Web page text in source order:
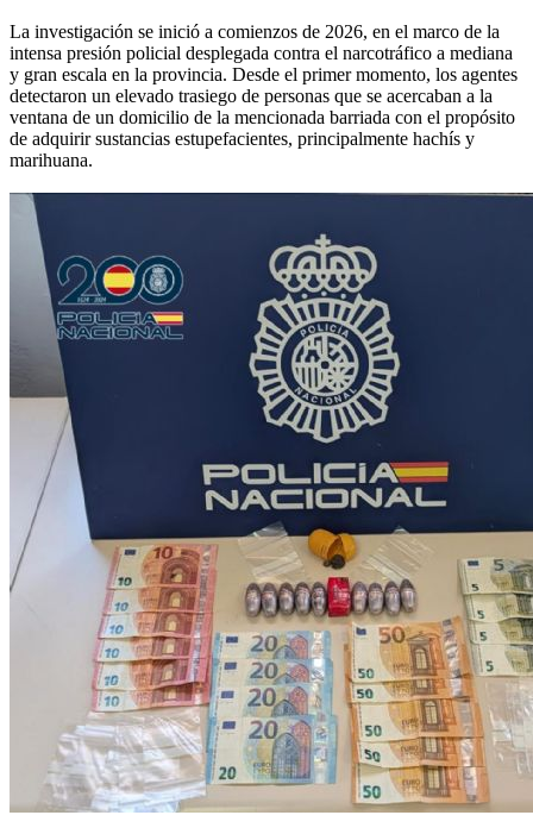
La investigación se inició a comienzos de 2026, en el marco de la
intensa presión policial desplegada contra el narcotráfico a mediana
y gran escala en la provincia. Desde el primer momento, los agentes
detectaron un elevado trasiego de personas que se acercaban a la
ventana de un domicilio de la mencionada barriada con el propósito
de adquirir sustancias estupefacientes, principalmente hachís y
marihuana.